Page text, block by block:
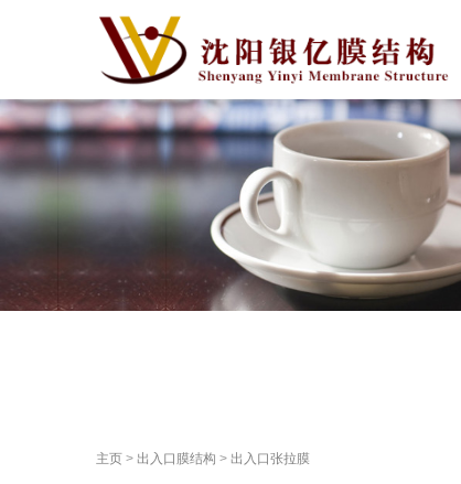
主页 > 出入口膜结构 > 出入口张拉膜